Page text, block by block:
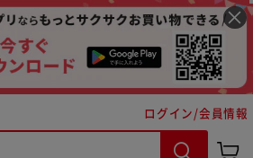
ログイン/会員情報